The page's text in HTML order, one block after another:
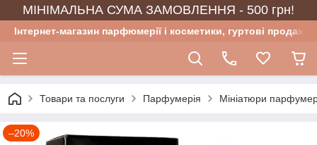
МІНІМАЛЬНА СУМА ЗАМОВЛЕННЯ - 500 грн!
Інтернет-магазин парфюмерії і косметики, гуртові продажі
Товари та послуги Парфумерія Мініатюри
–20%